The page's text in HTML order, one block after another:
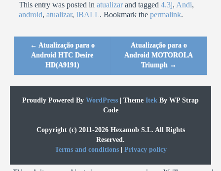
This entry was posted inatualizarand tagged4.3j, Andi,
android,atualizar,IBALL. Bookmark thepermalink.
Post navigation
← Atualização para o
Android HTC Desire
HD(A9191)
Atualização para o
Android MOTOROLA
Triumph →
Proudly Powered By WordPress Theme Itek By WP Strap
Code
Copyright (c) 2011-2026 Hexamob S.L. All Rights
Reserved.
Terms and conditions| Privacy policy